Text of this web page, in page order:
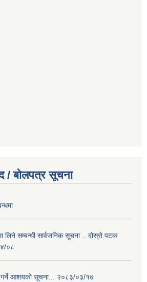
/ बोलपत्र सूचना
लिने सम्बन्धी सार्वजनिक सूचना .. दोस्रो पटक
०८
गर्ने आशयको सूचना... २०८३/०३/१७